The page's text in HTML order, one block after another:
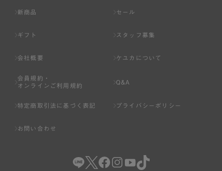
新商品 セール
ギフト スタッフ募集
会社概要 ケユカについて
会員規約・
オンラインご利用規約
Q&A
特定商取引法に基づく表記 プライバシーポリシー
お問い合わせ